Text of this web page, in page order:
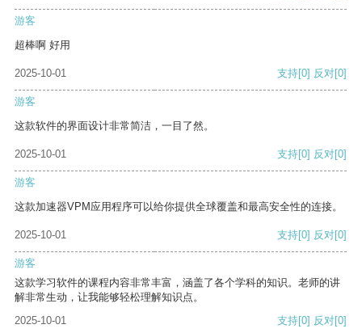
游客
超棒啊 好用
2025-10-01 支持[0] 反对[0]
游客
这款软件的界面设计非常简洁，一目了然。
2025-10-01 支持[0] 反对[0]
游客
这款加速器VPM应用程序可以给你提供全球覆盖和最高安全性的连接。
2025-10-01 支持[0] 反对[0]
游客
这款学习软件的课程内容非常丰富，涵盖了各个学科的知识。老师的讲
解非常生动，让我能够轻松理解知识点。
2025-10-01
支持[0] 反对[0]